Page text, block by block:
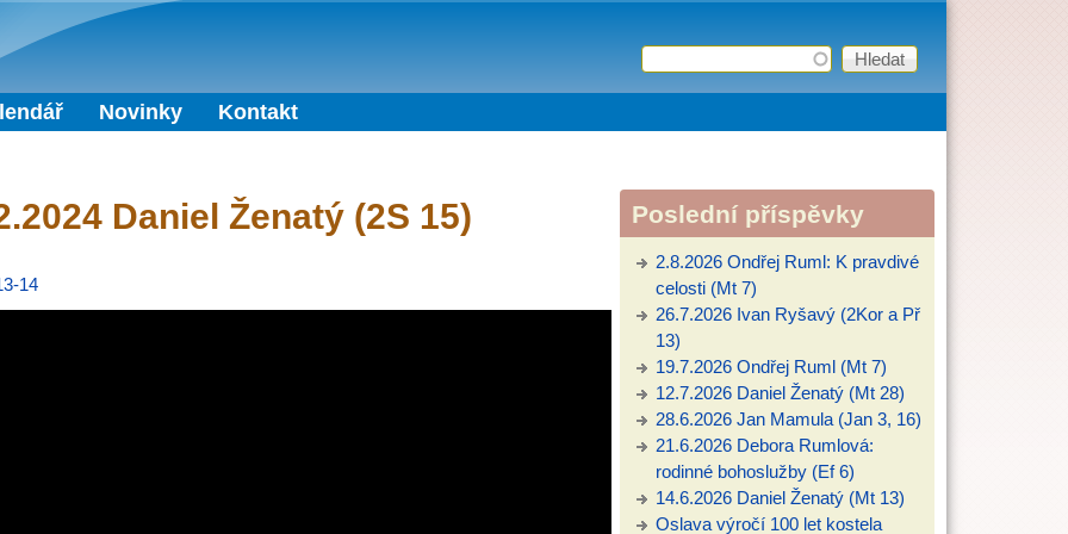
Vyhledávání
Hledat
Novinky Kontakt
Daniel Ženatý (2S 15)
14
Poslední příspěvky
2.8.2026 Ondřej Ruml: K pravdivé
celosti (Mt 7)
26.7.2026 Ivan Ryšavý (2Kor a Př
13)
19.7.2026 Ondřej Ruml (Mt 7)
12.7.2026 Daniel Ženatý (Mt 28)
28.6.2026 Jan Mamula (Jan 3, 16)
21.6.2026 Debora Rumlová:
rodinné bohoslužby (Ef 6)
14.6.2026 Daniel Ženatý (Mt 13)
Oslava výročí 100 let kostela